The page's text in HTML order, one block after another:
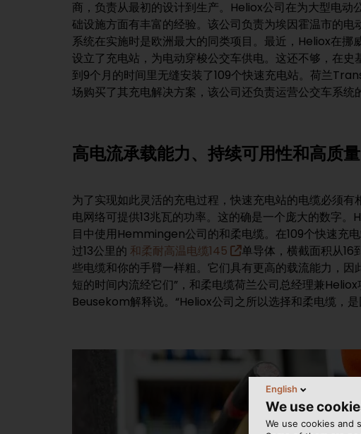
商，负责从最初的设计到生产。Heliox公司在为大型电动
础设施方面有丰富的经验。该公司负责为埃因霍温市的电
系统在实施时是欧洲最大的同类项目。最近，Heliox在
设立了充电站，为电动穿梭公交车供电。这还不够，在史
到9个月的时间里无缝安装了109个快速充电站。荷兰
场购买了其充电解决方案，该公司还负责运营公交车系统
公司制造的。电动公交车由Heliox公司安装在车顶的集电
高架充电站。司机按下按钮，电池就开始自动充电。这个
于，电动车可以选择：它们既可以在长时间的闲置期内在
高电流承载能力、持续可用性和高质量
为了实现如此灵活的充电过程，快速充电站的电缆必须有
电网络可提供13兆瓦的功率。这的确是一个庞大的数字。
目中使用Hemmingen公司的和柔电缆。在109个快速充
过13公里的 和柔耐高温电缆145
单导体，横截面积从
些电缆和你的手臂一样粗。它们具有更高的载流能力，因
短的时间内流经它们”，和柔电缆荷兰公司总经理兼
Beusekom解释说。“Heliox公司之所以选择和柔电缆，
English
We use
We use cookies and